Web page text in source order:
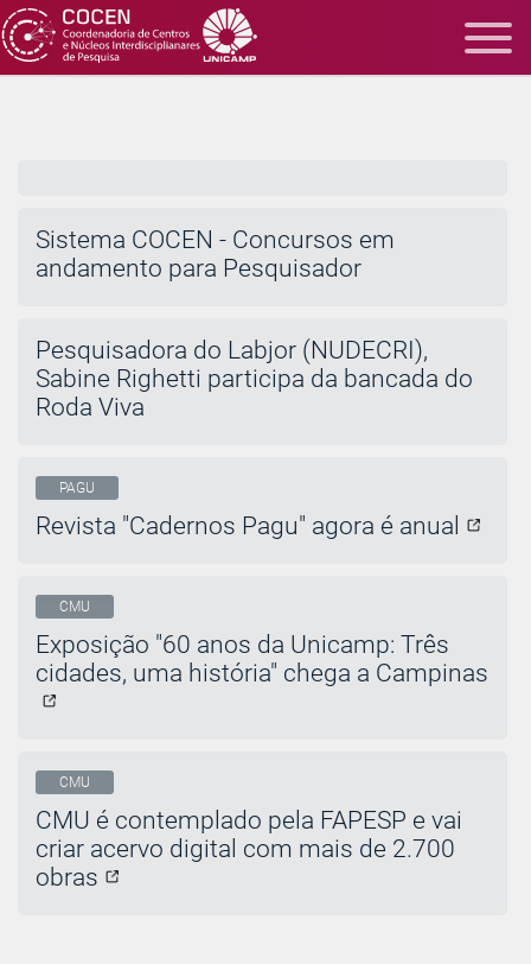
Sistema COCEN - Concursos em
andamento para Pesquisador
Pesquisadora do Labjor (NUDECRI),
Sabine Righetti participa da bancada do
Roda Viva
PAGU
Revista "Cadernos Pagu" agora é anual
CMU
Exposição "60 anos da Unicamp: Três
cidades, uma história" chega a Campinas
CMU
CMU é contemplado pela FAPESP e vai
criar acervo digital com mais de 2.700
obras